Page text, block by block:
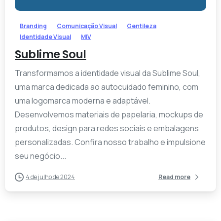
Branding Comunicação Visual
Gentileza
Identidade Visual
MIV
Sublime Soul
Transformamos a identidade visual da Sublime Soul,
uma marca dedicada ao autocuidado feminino, com
uma logomarca moderna e adaptável.
Desenvolvemos materiais de papelaria, mockups de
produtos, design para redes sociais e embalagens
personalizadas. Confira nosso trabalho e impulsione
seu negócio...
4 de julho de 2024 Read more